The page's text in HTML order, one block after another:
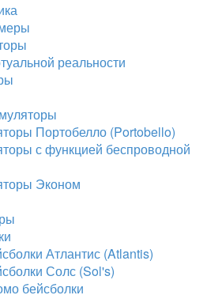
реальности
Портобелло (Portobello)
с функцией беспроводной
Эконом
Атлантис (Atlantis)
Солс (Sol's)
бейсболки